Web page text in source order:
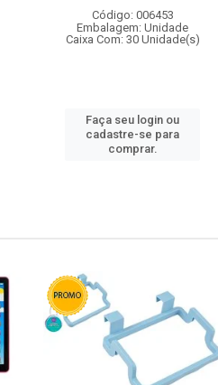
Código: 006453
Embalagem: Unidade
Caixa Com: 30 Unidade(s)
Faça seu login ou
cadastre-se para
comprar.